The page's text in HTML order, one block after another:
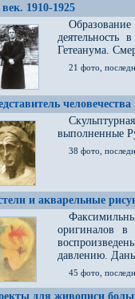
1910-1925
Образование
деятельность
Гетеанума.
21 фото,
человечества
выполненные
38 фото,
и акварельные
оригиналов
давлению.
45 фото,
для живописи